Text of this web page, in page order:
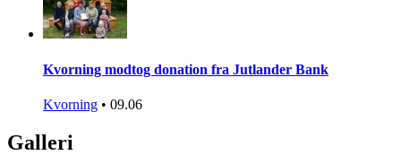
Kvorning modtog donation fra Jutlander Bank
Kvorning • 09.06
Galleri